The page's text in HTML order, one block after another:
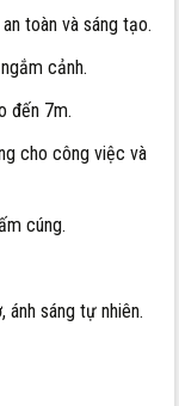
an toàn và sáng tạo.
cảnh.
đến 7m.
cho công việc và
cúng.
ánh sáng tự nhiên.